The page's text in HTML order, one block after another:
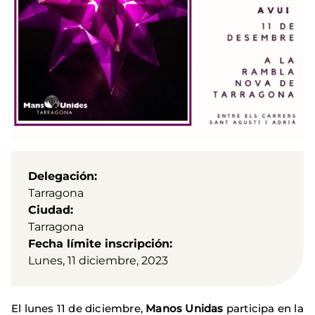
Delegación
Tarragona
Ciudad
Tarragona
Fecha límite inscripción
Lunes, 11 diciembre, 2023
El lunes 11 de diciembre, Manos Unidas participa en la